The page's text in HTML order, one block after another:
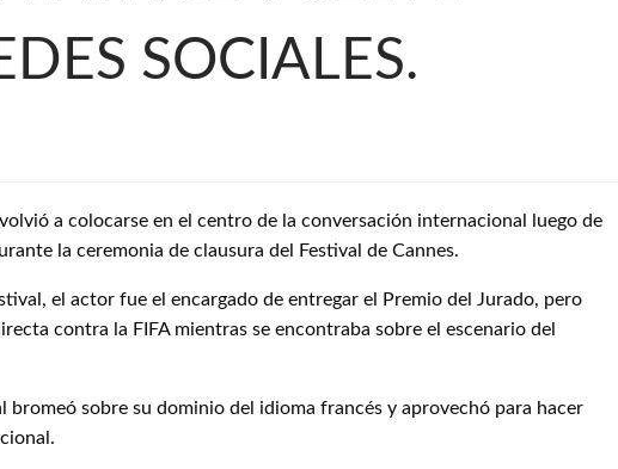
SOCIALES.
a colocarse en el centro de la conversación internacional luego de
la ceremonia de clausura del Festival de Cannes.
el actor fue el encargado de entregar el Premio del Jurado, pero
contra la FIFA mientras se encontraba sobre el escenario del
bromeó sobre su dominio del idioma francés y aprovechó para hacer